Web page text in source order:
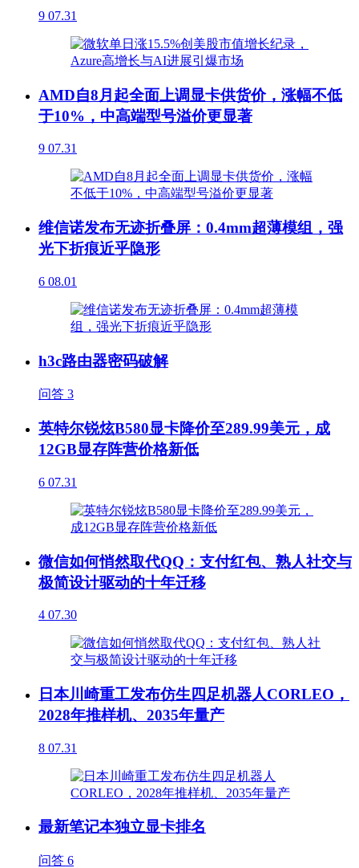
9 07.31
AMD自8月起全面上调显卡供货价，涨幅不低
于10%，中高端型号溢价更显著
9 07.31
维信诺发布无迹折叠屏：0.4mm超薄模组，强
光下折痕近乎隐形
6 08.01
h3c路由器密码破解
问答 3
英特尔锐炫B580显卡降价至289.99美元，成
12GB显存阵营价格新低
6 07.31
微信如何悄然取代QQ：支付红包、熟人社交与
极简设计驱动的十年迁移
4 07.30
日本川崎重工发布仿生四足机器人CORLEO，
2028年推样机、2035年量产
8 07.31
最新笔记本独立显卡排名
问答 6